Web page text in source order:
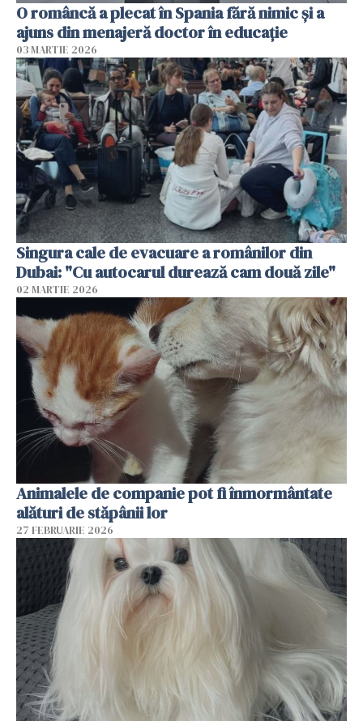
O româncă a plecat în Spania fără nimic și a
ajuns din menajeră doctor în educație
03 MARTIE 2026
Singura cale de evacuare a românilor din
Dubai: "Cu autocarul durează cam două zile"
02 MARTIE 2026
Animalele de companie pot fi înmormântate
alături de stăpânii lor
27 FEBRUARIE 2026